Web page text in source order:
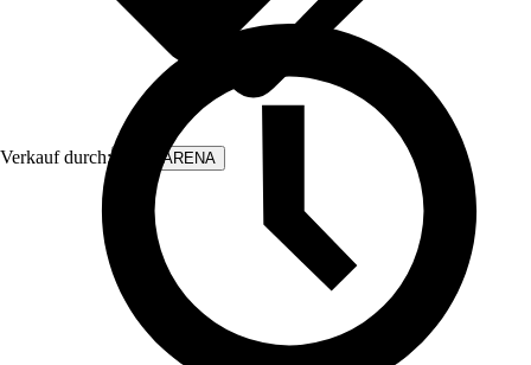
Verkauf durch: WALLARENA